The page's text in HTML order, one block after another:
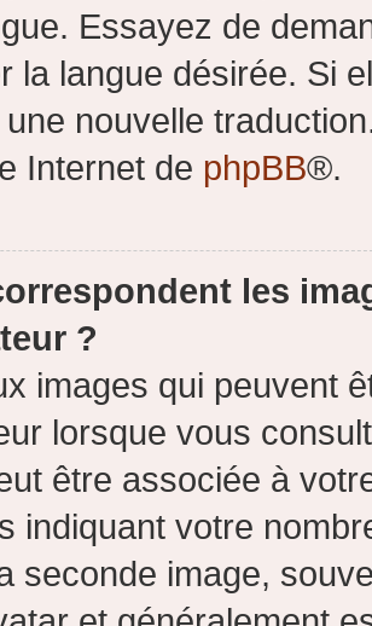
Essayez de
la langue désirée. Si
nouvelle
Internet de phpBB®.
les
?
images qui peuvent
lorsque vous
être associée à
indiquant votre
seconde image,